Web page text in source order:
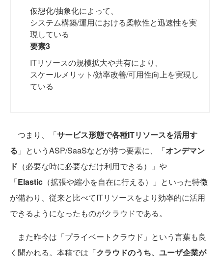
仮想化/抽象化によって、
システム構築/運用における柔軟性と迅速性を実
現している
要素3
ITリソースの規模拡大や共有により、
スケールメリット/効率改善/可用性向上を実現し
ている
つまり、「サービス形態で各種ITリソースを活用す
る 」というASP/SaaSなどが持つ要素に、「オンデマン
ド （必要な時に必要なだけ利用できる）」や
「Elastic （拡張や縮小を自在に行える）」といった特徴
が備わり、従来と比べてITリソースをより効率的に活用
できるようになったものがクラウドである。
また昨今は「プライベートクラウド」という言葉も良
く聞かれる。本稿では「クラウドのうち、ユーザ企業が